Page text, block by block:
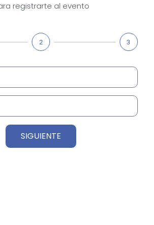
registrarte al evento
2 3
SIGUIENTE